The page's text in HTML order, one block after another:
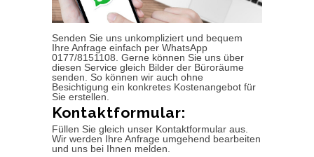
Senden Sie uns unkompliziert und bequem
Ihre Anfrage einfach per WhatsApp
0177/8151108. Gerne können Sie uns über
diesen Service gleich Bilder der Büroräume
senden. So können wir auch ohne
Besichtigung ein konkretes Kostenangebot für
Sie erstellen.
Kontaktformular:
Füllen Sie gleich unser Kontaktformular aus.
Wir werden Ihre Anfrage umgehend bearbeiten
und uns bei Ihnen melden.